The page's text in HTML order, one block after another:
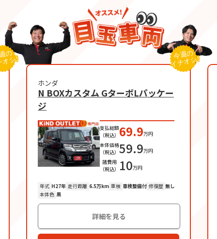
ホンダ
N BOXカスタム GターボLパッケー
ジ
支払総額
（税込） 69.9万円
本体価格
（税込）59.9万円
諸費用
（税込） 10万円
年式 H27年 走行距離 6.5万km 車検 車検整備付 修復歴 無し
本体色 黒
詳細を見る